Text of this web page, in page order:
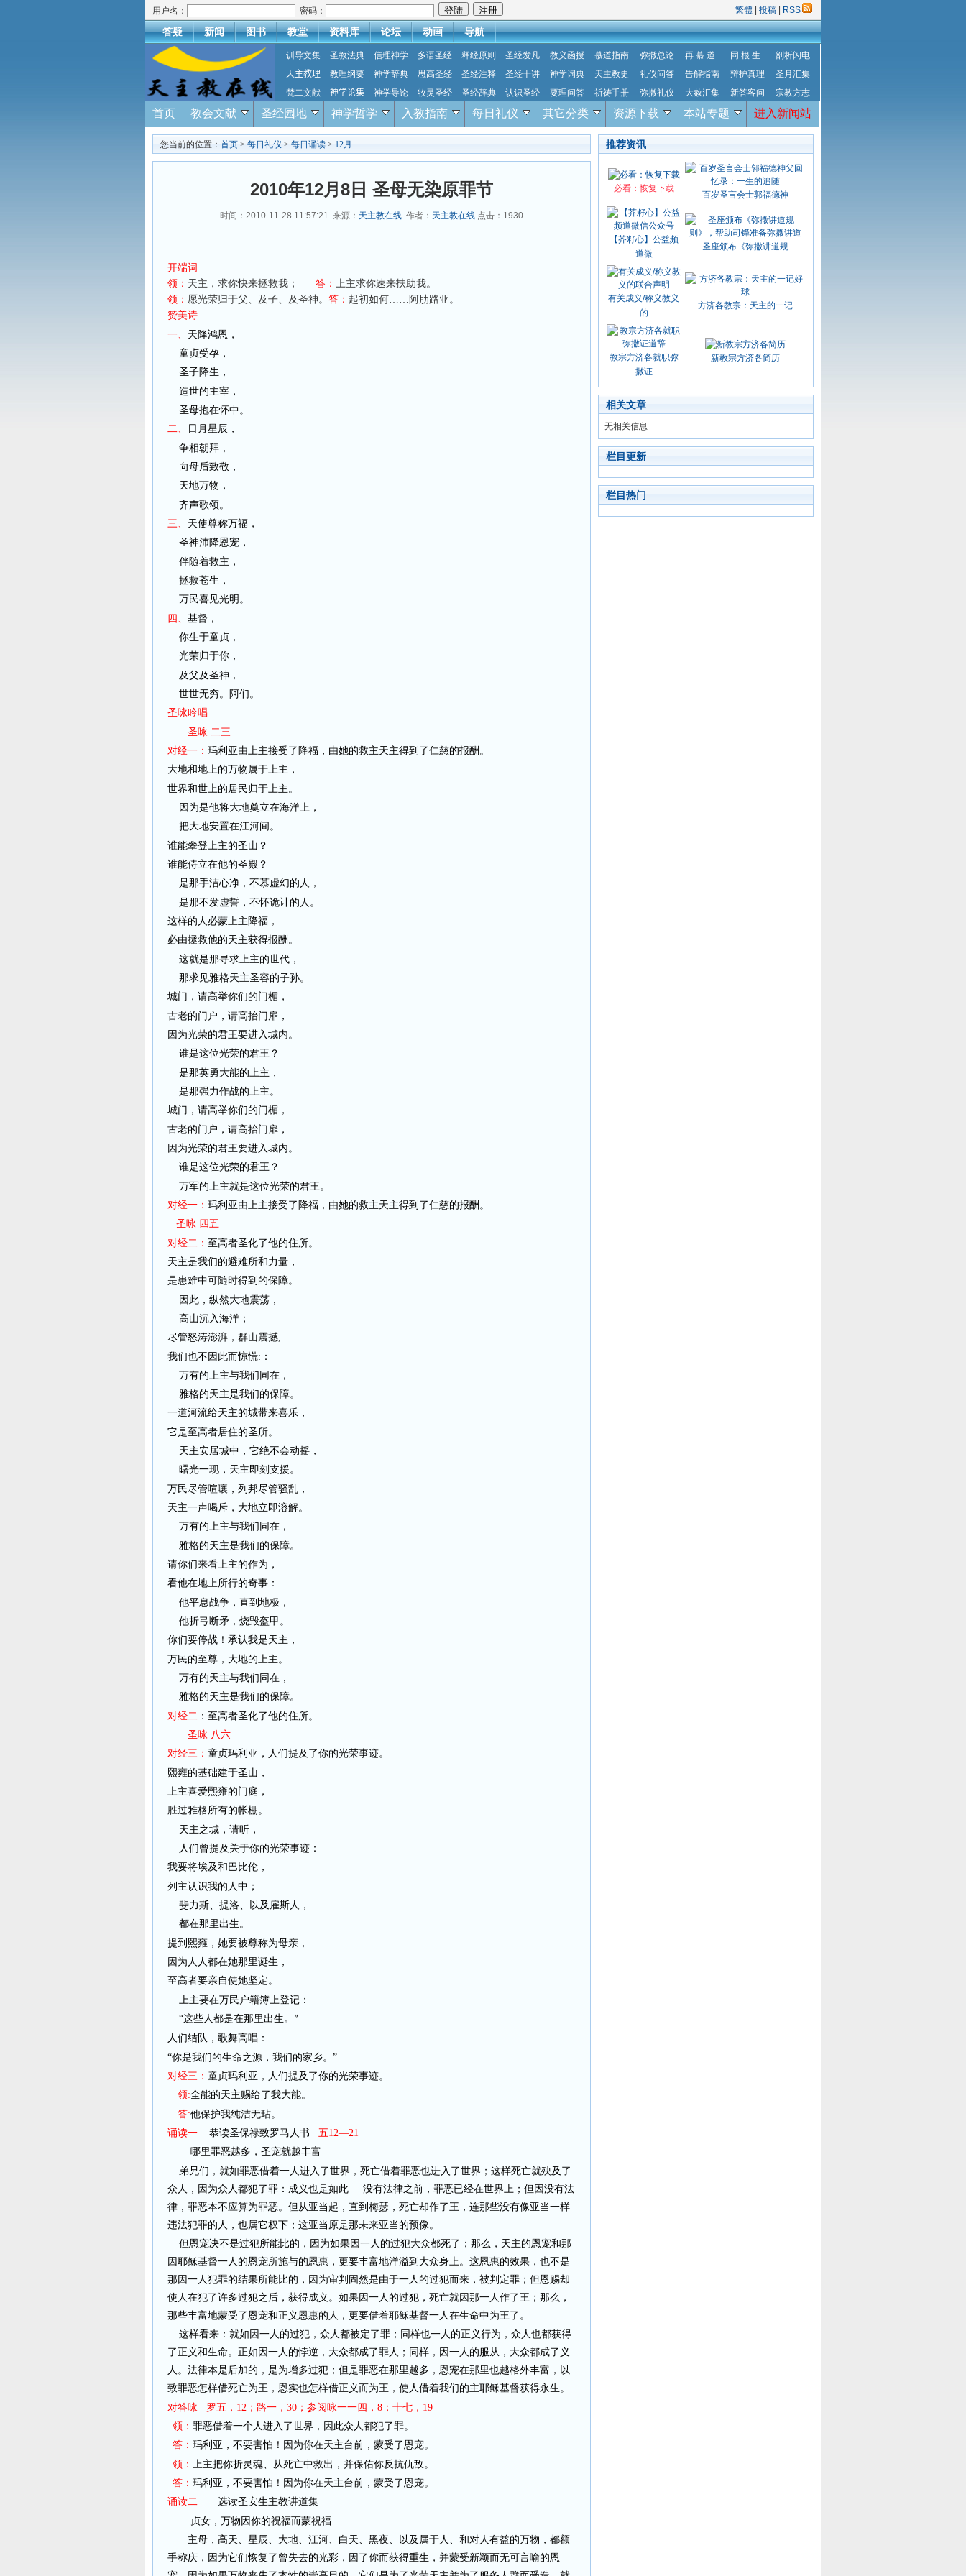
用户名： 密码： 繁體 投稿 RSS
答疑 新闻 图书 教堂 资料库 论坛 动画 导航
训导文集 圣教法典 信理神学 多语圣经 释经原则 圣经发凡 教义函授 慕道指南 弥撒总论 再 慕 道 同 根 生
剖析闪电
天主教理
教理纲要 神学辞典 思高圣经 圣经注释 圣经十讲 神学词典 天主教史 礼仪问答 告解指南 辩护真理
圣月汇集
梵二文献
神学论集 神学导论 牧灵圣经 圣经辞典 认识圣经 要理问答 祈祷手册 弥撒礼仪 大赦汇集 新答客问 宗教方志
首页 教会文献 圣经园地 神学哲学 入教指南 每日礼仪 其它分类 资源下载 本站专题 进入新闻站
您当前的位置： 首页 > 每日礼仪 > 每日诵读 > 12月
2010年12月8日 圣母无染原罪节
时间：2010-11-28 11:57:21 来源： 天主教在线 作者： 天主教在线 点击： 1930
开端词
领： 天主，求你快来拯救我； 答：
上主求你速来扶助我。
领： 愿光荣归于父、及子、及圣神。 答： 起初如何……阿肋路亚。
赞美诗
一、 天降鸿恩，
童贞受孕，
圣子降生，
造世的主宰，
圣母抱在怀中。
二、
日月星辰，
争相朝拜，
向母后致敬，
天地万物，
齐声歌颂。
三、 天使尊称万福，
圣神沛降恩宠，
伴随着救主，
拯救苍生，
万民喜见光明。
四、 基督，
你生于童贞，
光荣归于你，
及父及圣神，
世世无穷。阿们。
圣咏吟唱
圣咏 二三
对经一： 玛利亚由上主接受了降福，由她的救主天主得到了仁慈的报酬。
大地和地上的万物属于上主，
世界和世上的居民归于上主。
因为是他将大地奠立在海洋上，
把大地安置在江河间。
谁能攀登上主的圣山？
谁能侍立在他的圣殿？
是那手洁心净，不慕虚幻的人，
是那不发虚誓，不怀诡计的人。
这样的人必蒙上主降福，
必由拯救他的天主获得报酬。
这就是那寻求上主的世代，
那求见雅格天主圣容的子孙。
城门，请高举你们的门楣，
古老的门户，请高抬门扉，
因为光荣的君王要进入城内。
谁是这位光荣的君王？
是那英勇大能的上主，
是那强力作战的上主。
城门，请高举你们的门楣，
古老的门户，请高抬门扉，
因为光荣的君王要进入城内。
谁是这位光荣的君王？
万军的上主就是这位光荣的君王。
对经一： 玛利亚由上主接受了降福，由她的救主天主得到了仁慈的报酬。
圣咏 四五
对经二： 至高者圣化了他的住所。
天主是我们的避难所和力量，
是患难中可随时得到的保障。
因此，纵然大地震荡，
高山沉入海洋；
尽管怒涛澎湃，群山震撼,
我们也不因此而惊慌:：
万有的上主与我们同在，
雅格的天主是我们的保障。
一道河流给天主的城带来喜乐，
它是至高者居住的圣所。
天主安居城中，它绝不会动摇，
曙光一现，天主即刻支援。
万民尽管喧嚷，列邦尽管骚乱，
天主一声喝斥，大地立即溶解。
万有的上主与我们同在，
雅格的天主是我们的保障。
请你们来看上主的作为，
看他在地上所行的奇事：
他平息战争，直到地极，
他折弓断矛，烧毁盔甲。
你们要停战！承认我是天主，
万民的至尊，大地的上主。
万有的天主与我们同在，
雅格的天主是我们的保障。
对经二 ：至高者圣化了他的住所。
圣咏 八六
对经三： 童贞玛利亚，人们提及了你的光荣事迹。
熙雍的基础建于圣山，
上主喜爱熙雍的门庭，
胜过雅格所有的帐棚。
天主之城，请听，
人们曾提及关于你的光荣事迹：
我要将埃及和巴比伦，
列主认识我的人中；
斐力斯、提洛、以及雇斯人，
都在那里出生。
提到熙雍，她要被尊称为母亲，
因为人人都在她那里诞生，
至高者要亲自使她坚定。
上主要在万民户籍簿上登记：
“这些人都是在那里出生。 ”
人们结队，歌舞高唱：
“你是我们的生命之源，我们的家乡。 ”
对经三： 童贞玛利亚，人们提及了你的光荣事迹。
领:全能的天主赐给了我大能。
答:他保护我纯洁无玷。
诵读一
恭读圣保禄致罗马人书
五12—21
哪里罪恶越多，圣宠就越丰富
弟兄们，就如罪恶借着一人进入了世界，死亡借着罪恶也进入了世界；这样死亡就殃及了
众人，因为众人都犯了罪：成义也是如此──没有法律之前，罪恶已经在世界上；但因没有法
律，罪恶本不应算为罪恶。但从亚当起，直到梅瑟，死亡却作了王，连那些没有像亚当一样
违法犯罪的人，也属它权下；这亚当原是那未来亚当的预像。
但恩宠决不是过犯所能比的，因为如果因一人的过犯大众都死了；那么，天主的恩宠和那
因耶稣基督一人的恩宠所施与的恩惠，更要丰富地洋溢到大众身上。这恩惠的效果，也不是
那因一人犯罪的结果所能比的，因为审判固然是由于一人的过犯而来，被判定罪；但恩赐却
使人在犯了许多过犯之后，获得成义。如果因一人的过犯，死亡就因那一人作了王；那么，
那些丰富地蒙受了恩宠和正义恩惠的人，更要借着耶稣基督一人在生命中为王了。
这样看来：就如因一人的过犯，众人都被定了罪；同样也一人的正义行为，众人也都获得
了正义和生命。正如因一人的悖逆，大众都成了罪人；同样，因一人的服从，大众都成了义
人。法律本是后加的，是为增多过犯；但是罪恶在那里越多，恩宠在那里也越格外丰富，以
致罪恶怎样借死亡为王，恩实也怎样借正义而为王，使人借着我们的主耶稣基督获得永生。
对答咏 罗五，12；路一，30；参阅咏一一四，8；十七，19
领： 罪恶借着一个人进入了世界，因此众人都犯了罪。
答： 玛利亚，不要害怕！因为你在天主台前，蒙受了恩宠。
领：
上主把你折灵魂、从死亡中救出，并保佑你反抗仇敌。
答： 玛利亚，不要害怕！因为你在天主台前，蒙受了恩宠。
诵读二
选读圣安生主教讲道集
贞女，万物因你的祝福而蒙祝福
主母，高天、星辰、大地、江河、白天、黑夜、以及属于人、和对人有益的万物，都额
手称庆，因为它们恢复了曾失去的光彩，因了你而获得重生，并蒙受新颖而无可言喻的恩
推荐资讯
必看：恢复下载
百岁圣言会士郭福德神
【芥籽心】公益频
道微
圣座颁布《弥撒讲道规
有关成义/称义教义
的
方济各教宗：天主的一记
教宗方济各就职弥
撒证
新教宗方济各简历
相关文章
无相关信息
栏目更新
栏目热门